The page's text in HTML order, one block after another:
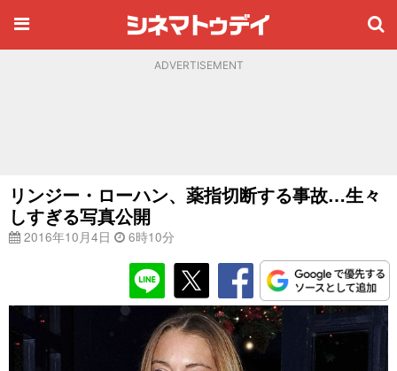
ADVERTISEMENT
リンジー・ローハン、薬指切断する事故…生々
しすぎる写真公開
2016年10月4日 6時10分